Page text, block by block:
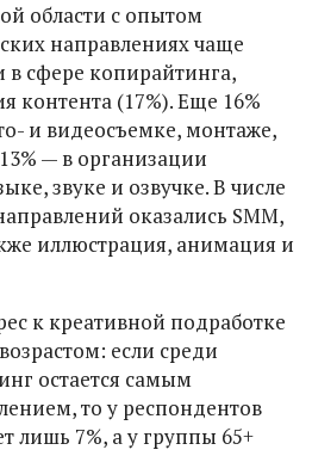
области с опытом
направлениях чаще
в сфере копирайтинга,
контента (17%). Еще 16%
и видеосъемке, монтаже,
— в организации
звуке и озвучке. В числе
оказались SMM,
иллюстрация, анимация и
к креативной подработке
если среди
остается самым
то у респондентов
лишь 7%, а у группы 65+